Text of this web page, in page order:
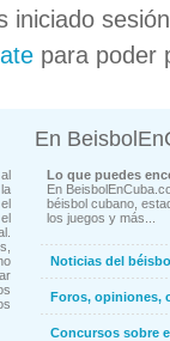
iniciado
para poder
En
Lo que puedes
En
béisbol cubano,
los juegos y más...
Noticias del
Foros, opiniones,
Concursos sobre